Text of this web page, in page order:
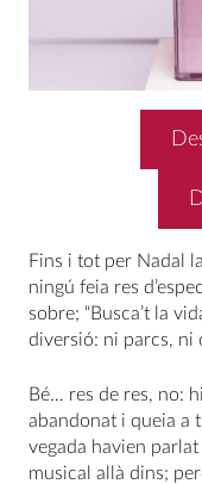
Fins i tot per Nadal
ningú feia res
sobre; “Busca’t la
diversió: ni parcs, ni
Bé… res de res, no:
abandonat i queia a
vegada havien
musical allà dins;